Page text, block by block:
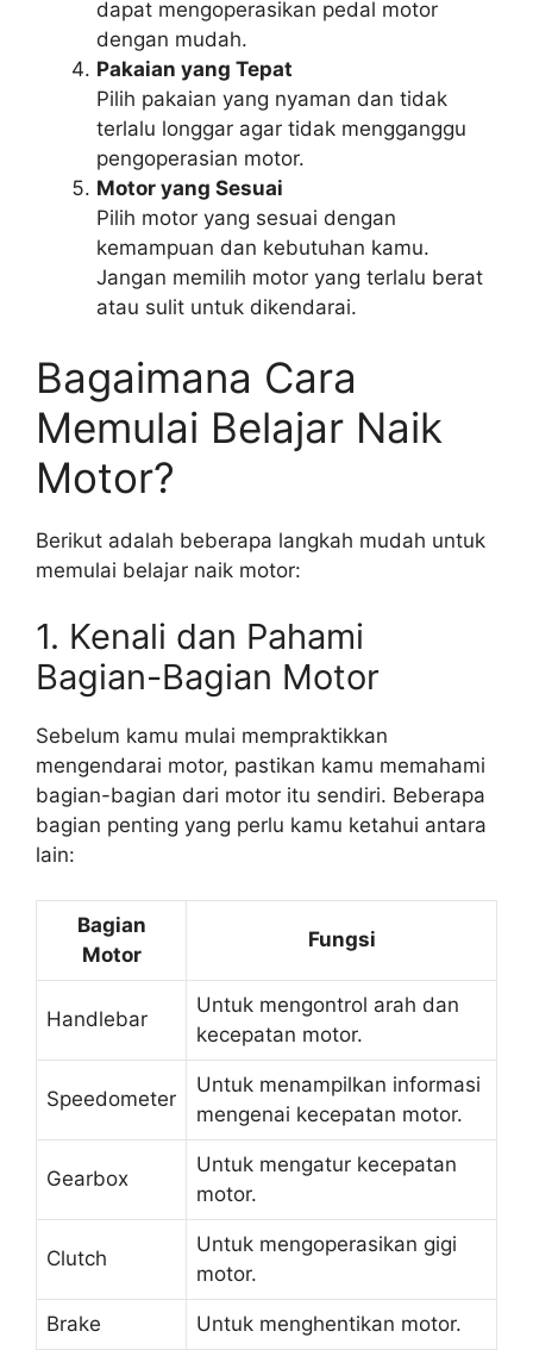
dapat mengoperasikan pedal motor
dengan mudah.
Pakaian yang Tepat
Pilih pakaian yang nyaman dan tidak
terlalu longgar agar tidak mengganggu
pengoperasian motor.
Motor yang Sesuai
Pilih motor yang sesuai dengan
kemampuan dan kebutuhan kamu.
Jangan memilih motor yang terlalu berat
atau sulit untuk dikendarai.
Bagaimana Cara
Memulai Belajar Naik
Motor?
Berikut adalah beberapa langkah mudah untuk
memulai belajar naik motor:
1. Kenali dan Pahami
Bagian-Bagian Motor
Sebelum kamu mulai mempraktikkan
mengendarai motor, pastikan kamu memahami
bagian-bagian dari motor itu sendiri. Beberapa
bagian penting yang perlu kamu ketahui antara
lain:
Bagian
Motor
Fungsi
Handlebar
Untuk mengontrol arah dan
kecepatan motor.
Speedometer
Untuk menampilkan informasi
mengenai kecepatan motor.
Gearbox
Untuk mengatur kecepatan
motor.
Clutch
Untuk mengoperasikan gigi
motor.
Brake Untuk menghentikan motor.